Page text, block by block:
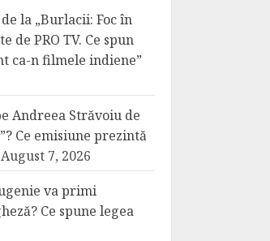
la „Burlacii: Foc în
de PRO TV. Ce spun
ca-n filmele indiene”
Andreea Străvoiu de
Ce emisiune prezintă
August 7, 2026
va primi
Ce spune legea